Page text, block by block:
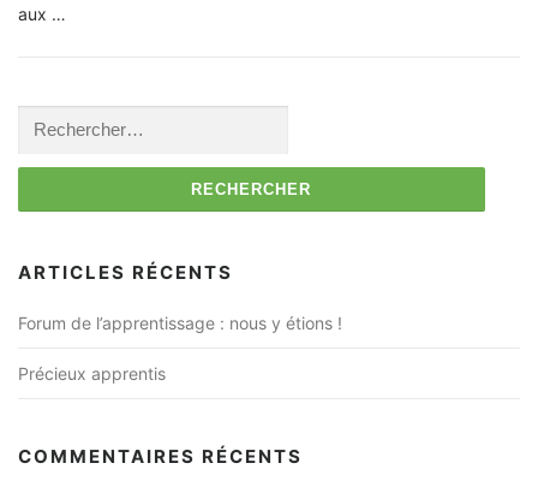
aux …
ARTICLES RÉCENTS
Forum de l’apprentissage : nous y étions !
Précieux apprentis
COMMENTAIRES RÉCENTS